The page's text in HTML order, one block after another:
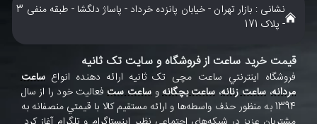
نشانی : بازار تهران - خیابان پانزده خرداد - پاساژ دلگشا - طبقه منفی 3
- پلاک 171
قیمت خرید ساعت از فروشگاه و سایت تک ثانیه
فروشگاه اينترنتي ساعت مچی تک ثانيه ارائه دهنده انواعساعت
مردانه، ساعت زنانه، ساعت بچگانهو ساعت ستفعاليت خود را از سال
1394 به منظور حذف واسطه‌ها و ارائه مستقيم کالا با قيمتي منصفانه به